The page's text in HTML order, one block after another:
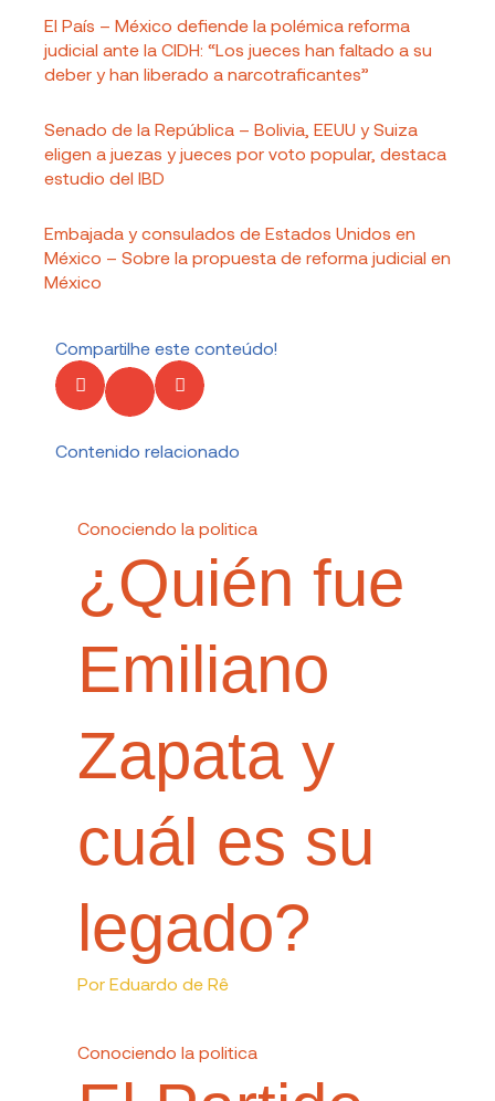
El País – México defiende la polémica reforma
judicial ante la CIDH: “Los jueces han faltado a su
deber y han liberado a narcotraficantes”
Senado de la República – Bolivia, EEUU y Suiza
eligen a juezas y jueces por voto popular, destaca
estudio del IBD
Embajada y consulados de Estados Unidos en
México – Sobre la propuesta de reforma judicial en
México
Compartilhe este conteúdo!
Contenido relacionado
Conociendo la politica
¿Quién fue
Emiliano
Zapata y
cuál es su
legado?
Por Eduardo de Rê
Conociendo la politica